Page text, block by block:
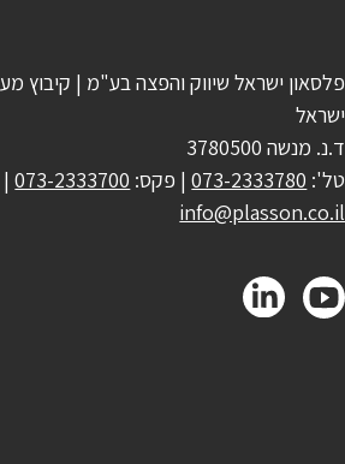
פלסאון ישראל שיווק והפצה בע"מ | קיבוץ
ישראל
ד.נ. מנשה 3780500
טל': 073-2333780| פקס: 073-2333700
|
info@plasson.co.il